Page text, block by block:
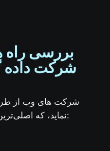
بررسی
شرکت داده
شرکت‌ های وب از
نماید، که اصلی‌ترین آنها شامل موارد زیر است: